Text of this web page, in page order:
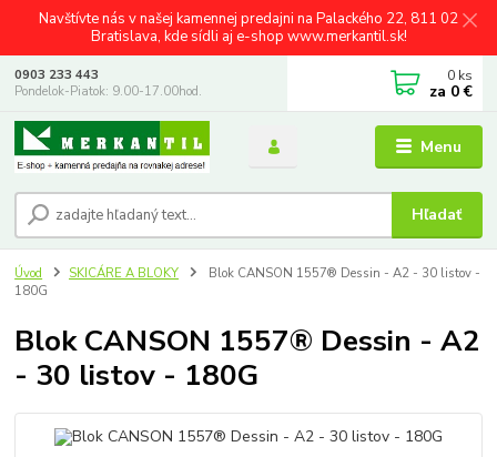
Navštívte nás v našej kamennej predajni na Palackého 22, 811 02
Bratislava, kde sídli aj e-shop www.merkantil.sk!
Menu
Hľadať
0903 233 443
Pondelok-Piatok: 9.00-17.00hod.
0 ks
za 0 €
Úvod SKICÁRE A BLOKY
Blok CANSON 1557® Dessin - A2 - 30 listov -
180G
Blok CANSON 1557® Dessin - A2
- 30 listov - 180G